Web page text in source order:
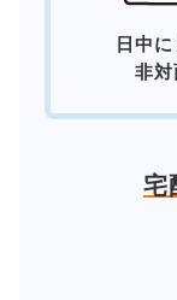
日中
非対
宅